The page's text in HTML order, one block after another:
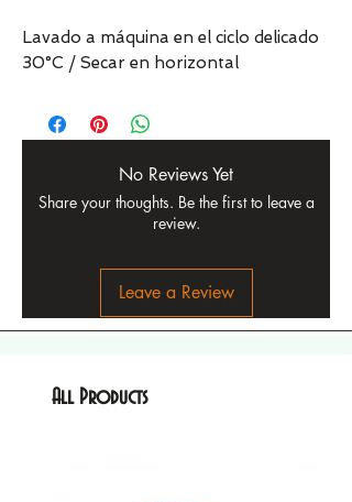
Lavado a máquina en el ciclo delicado
30°C / Secar en horizontal
No Reviews Yet
Share your thoughts. Be the first to leave a
review.
Leave a Review
All Products